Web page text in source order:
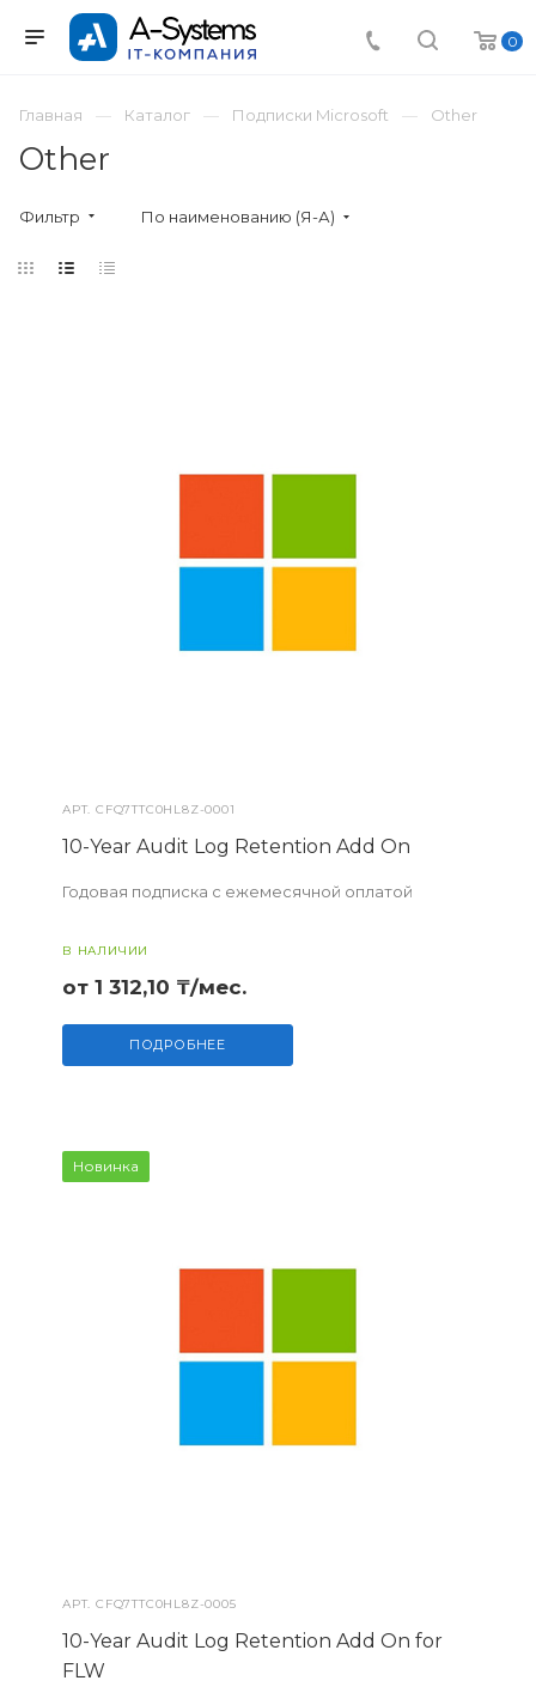
0
Главная Каталог Подписки Microsoft Other
Other
Фильтр По наименованию (Я-А)
АРТ.CFQ7TTC0HL8Z-0001
10-Year Audit Log Retention Add On
Годовая подписка с ежемесячной оплатой
В НАЛИЧИИ
от 1 312,10 ₸/мес.
ПОДРОБНЕЕ
Новинка
АРТ.CFQ7TTC0HL8Z-0005
10-Year Audit Log Retention Add On for
FLW